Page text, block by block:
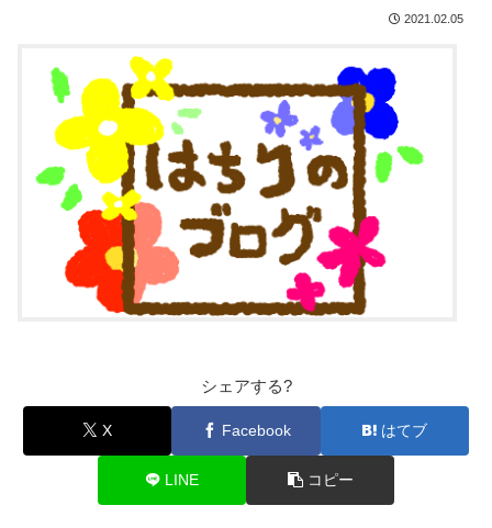
2021.02.05
シェアする?
X Facebook はてブ
LINE コピー